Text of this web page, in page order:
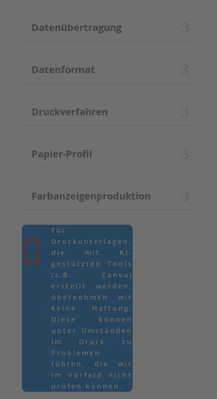
Datenübertragung
Datenformat
Druckverfahren
Papier-Profil
Farbanzeigenproduktion

Für
Druckunterlagen,
die mit KI-
gestützten Tools
(z.B. Canva)
erstellt werden,
übernehmen wir
keine Haftung.
Diese können
unter Umständen
im Druck zu
Problemen
führen, die wir
im Vorfeld nicht
prüfen können.